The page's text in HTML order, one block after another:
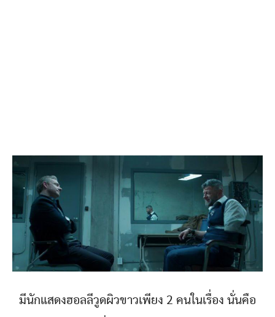
มีนักแสดงฮอลลีวูดผิวขาวเพียง 2 คนในเรื่อง นั่นคือ